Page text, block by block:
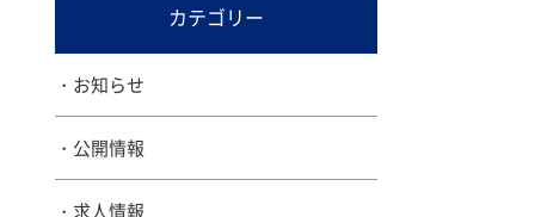
カテゴリー
お知らせ
公開情報
求人情報